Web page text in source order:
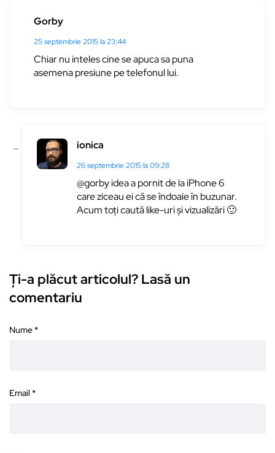
Gorby
25 septembrie 2015 la 23:44
Chiar nu inteles cine se apuca sa puna
asemena presiune pe telefonul lui.
ionica
26 septembrie 2015 la 09:28
@gorby idea a pornit de la iPhone 6
care ziceau ei că se îndoaie în buzunar.
Acum toți caută like-uri și vizualizări 🙂
Ți-a plăcut articolul? Lasă un
comentariu
Nume *
Email *